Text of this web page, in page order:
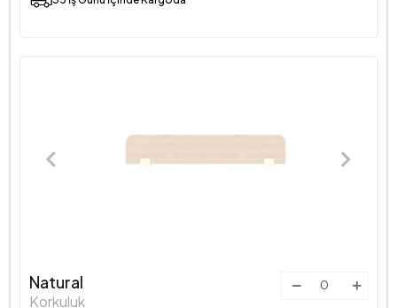
Natural
Korkuluk